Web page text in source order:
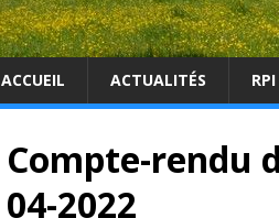
ACCUEIL ACTUALITÉS
Compte-rendu
04-2022